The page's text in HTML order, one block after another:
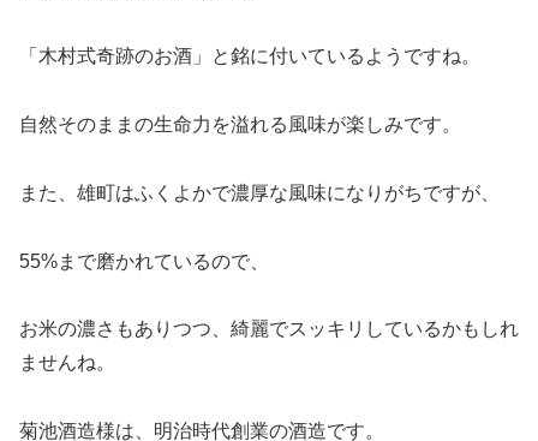
「木村式奇跡のお酒」と銘に付いているようですね。
自然そのままの生命力を溢れる風味が楽しみです。
また、雄町はふくよかで濃厚な風味になりがちですが、
55%まで磨かれているので、
お米の濃さもありつつ、綺麗でスッキリしているかもしれ
ませんね。
菊池酒造様は、明治時代創業の酒造です。